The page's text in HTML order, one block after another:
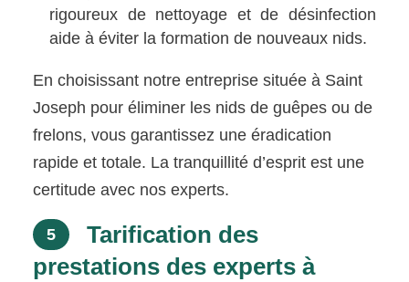
rigoureux de nettoyage et de désinfection
aide à éviter la formation de nouveaux nids.
En choisissant notre entreprise située à Saint
Joseph pour éliminer les nids de guêpes ou de
frelons, vous garantissez une éradication
rapide et totale. La tranquillité d’esprit est une
certitude avec nos experts.
5
Tarification des
prestations des experts à